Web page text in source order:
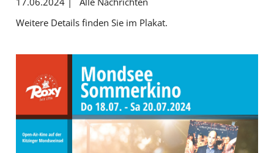
Weitere Details finden Sie im Plakat.